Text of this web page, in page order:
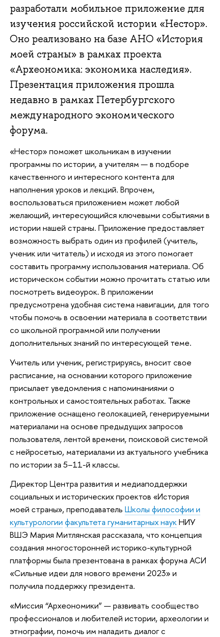
разработали мобильное приложение для
изучения российской истории «Нестор».
Оно реализовано на базе АНО «История
моей страны» в рамках проекта
«Археономика: экономика наследия».
Презентация приложения прошла
недавно в рамках Петербургского
международного экономического
форума.
«Нестор» поможет школьникам в изучении
программы по истории, а учителям — в подборе
качественного и интересного контента для
наполнения уроков и лекций. Впрочем,
воспользоваться приложением может любой
желающий, интересующийся ключевыми событиями в
истории нашей страны. Приложение предоставляет
возможность выбрать один из профилей (учитель,
ученик или читатель) и исходя из этого помогает
составить программу использования материала. Об
историческом событии можно прочитать статью или
посмотреть видеоурок. В приложении
предусмотрена удобная система навигации, для того
чтобы помочь в освоении материала в соответствии
со школьной программой или получении
дополнительных знаний по интересующей теме.
Учитель или ученик, регистрируясь, вносит свое
расписание, на основании которого приложение
присылает уведомления с напоминаниями о
контрольных и самостоятельных работах. Также
приложение оснащено геолокацией, генерируемыми
материалами на основе предыдущих запросов
пользователя, лентой времени, поисковой системой
с нейросетью, материалами из актуального учебника
по истории за 5–11-й классы.
Директор Центра развития и медиаподдержки
социальных и исторических проектов «История
моей страны», преподаватель Школы философии и
культурологии факультета гуманитарных наукНИУ
ВШЭ Мария Митлянская рассказала, что концепция
создания многосторонней историко-культурной
платформы была презентована в рамках форума АСИ
«Сильные идеи для нового времени 2023» и
получила поддержку президента.
«Миссия “Археономики” — развивать сообщество
профессионалов и любителей истории, археологии и
этнографии, помочь им наладить диалог с